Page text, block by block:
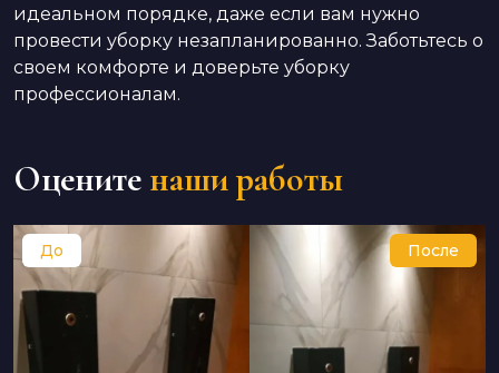
идеальном порядке, даже если вам нужно
провести уборку незапланированно. Заботьтесь о
своем комфорте и доверьте уборку
профессионалам.
Оцените наши работы